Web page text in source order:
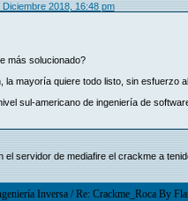
2018, 16:48 pm
más solucionado?
la mayoría quiere todo listo, sin esfuerzo
sul-americano de ingeniería de
el servidor de mediafire el crackme a
Inversa/Re: Crackme_Roca By